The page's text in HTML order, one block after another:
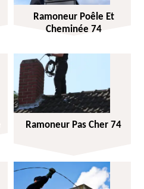
Ramoneur Poêle Et
Cheminée 74
Ramoneur Pas Cher 74